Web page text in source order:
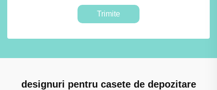
Trimite
designuri pentru casete de depozitare